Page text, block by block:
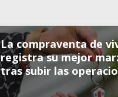
La compraventa de
registra su mejor
tras subir las